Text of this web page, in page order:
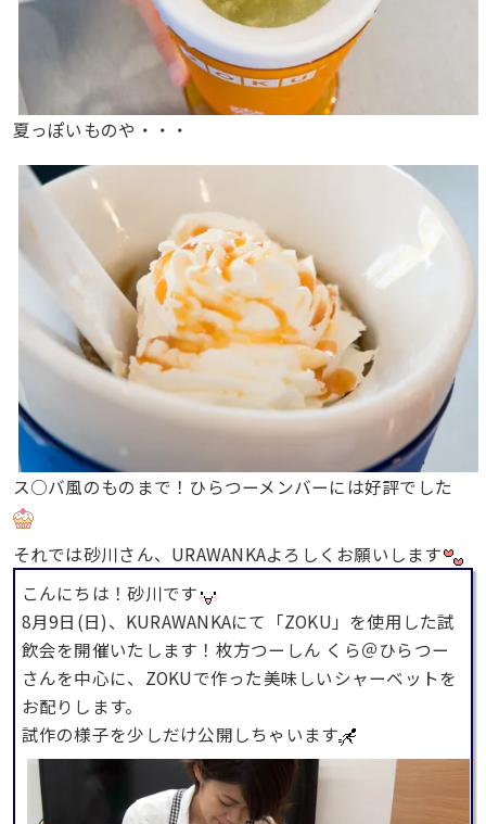
夏っぽいものや・・・
ス○バ風のものまで！ひらつーメンバーには好評でした
それでは砂川さん、URAWANKAよろしくお願いします
こんにちは！砂川です
8月9日(日)、KURAWANKAにて「ZOKU」を使用した試
飲会を開催いたします！枚方つーしん くら＠ひらつー
さんを中心に、ZOKUで作った美味しいシャーベットを
お配りします。
試作の様子を少しだけ公開しちゃいます